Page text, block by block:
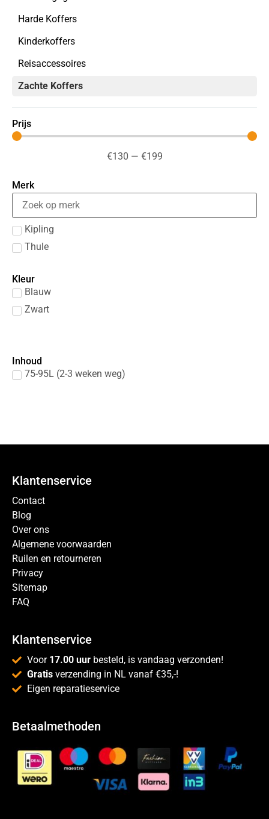
Harde Koffers
Kinderkoffers
Reisaccessoires
Zachte Koffers
Prijs
€130 — €199
Merk
Kipling
Thule
Kleur
Blauw
Zwart
Inhoud
75-95L (2-3 weken weg)
Klantenservice
Contact
Blog
Over ons
Algemene voorwaarden
Ruilen en retourneren
Privacy
Sitemap
FAQ
Klantenservice
Voor 17.00 uur besteld, is vandaag verzonden!
Gratis verzending in NL vanaf €35,-!
Eigen reparatieservice
Betaalmethoden